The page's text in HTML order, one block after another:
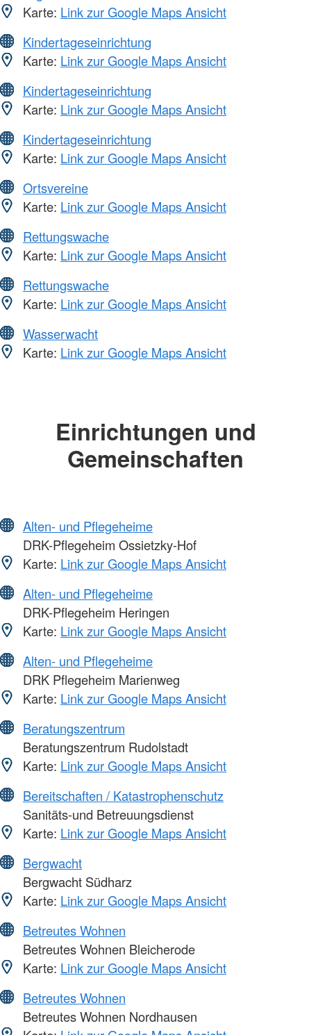
Karte: Link zur Google Maps Ansicht
Kindertageseinrichtung
Karte: Link zur Google Maps Ansicht
Kindertageseinrichtung
Karte: Link zur Google Maps Ansicht
Kindertageseinrichtung
Karte: Link zur Google Maps Ansicht
Ortsvereine
Karte: Link zur Google Maps Ansicht
Rettungswache
Karte: Link zur Google Maps Ansicht
Rettungswache
Karte: Link zur Google Maps Ansicht
Wasserwacht
Karte: Link zur Google Maps Ansicht
Einrichtungen und
Gemeinschaften
Alten- und Pflegeheime
DRK-Pflegeheim Ossietzky-Hof
Karte: Link zur Google Maps Ansicht
Alten- und Pflegeheime
DRK-Pflegeheim Heringen
Karte: Link zur Google Maps Ansicht
Alten- und Pflegeheime
DRK Pflegeheim Marienweg
Karte: Link zur Google Maps Ansicht
Beratungszentrum
Beratungszentrum Rudolstadt
Karte: Link zur Google Maps Ansicht
Bereitschaften / Katastrophenschutz
Sanitäts-und Betreuungsdienst
Karte: Link zur Google Maps Ansicht
Bergwacht
Bergwacht Südharz
Karte: Link zur Google Maps Ansicht
Betreutes Wohnen
Betreutes Wohnen Bleicherode
Karte: Link zur Google Maps Ansicht
Betreutes Wohnen
Betreutes Wohnen Nordhausen